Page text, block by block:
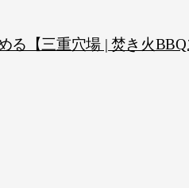
【三重穴場 | 焚き火BBQ